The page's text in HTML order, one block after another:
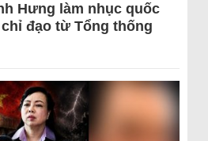
Hưng làm nhục quốc
đạo từ Tổng thống